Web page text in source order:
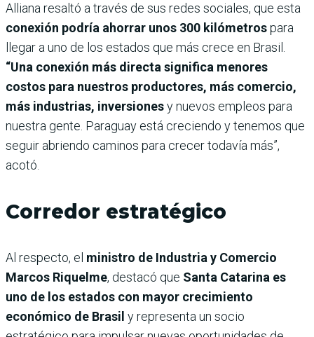
Alliana resaltó a través de sus redes sociales, que esta
conexión podría ahorrar unos 300 kilómetrospara
llegar a uno de los estados que más crece en Brasil.
“Una conexión más directa significa menores
costos para nuestros productores, más comercio,
más industrias, inversionesy nuevos empleos para
nuestra gente. Paraguay está creciendo y tenemos que
seguir abriendo caminos para crecer todavía más”,
acotó.
Corredor estratégico
Al respecto, el ministro de Industria y Comercio
Marcos Riquelme, destacó que Santa Catarina es
uno de los estados con mayor crecimiento
económico de Brasil y representa un socio